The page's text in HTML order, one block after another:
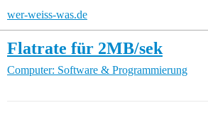
wer-weiss-was.de
Flatrate für 2MB/sek
Computer: Software & Programmierung